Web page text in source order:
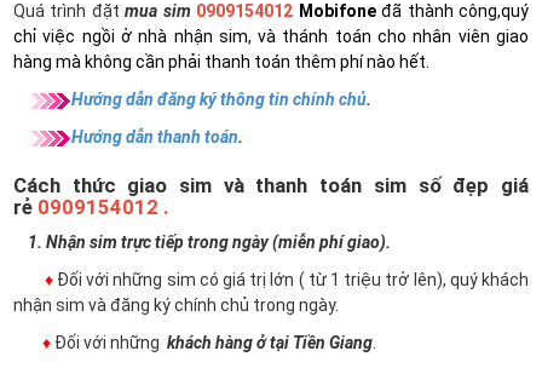
Quá trình đặtmua sim 0909154012 Mobifoneđã thành công,quý
chỉ việc ngồi ở nhà nhận sim, và thánh toán cho nhân viên giao
hàng mà không cần phải thanh toán thêm phí nào hết.
Hướng dẫn đăng ký thông tin chính chủ.
Hướng dẫn thanh toán.
Cách thức giao sim và thanh toán sim số đẹp giá
rẻ 0909154012 .
1. Nhận sim trực tiếp trong ngày (miễn phí giao).
♦ Đối với những sim có giá trị lớn ( từ 1 triệu trở lên), quý khách
nhận sim và đăng ký chính chủ trong ngày.
♦ Đối với những khách hàng ở tại Tiền Giang